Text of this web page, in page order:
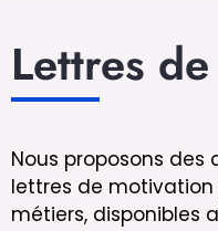
Lettres
Nous proposons
lettres de
métiers, disponibles